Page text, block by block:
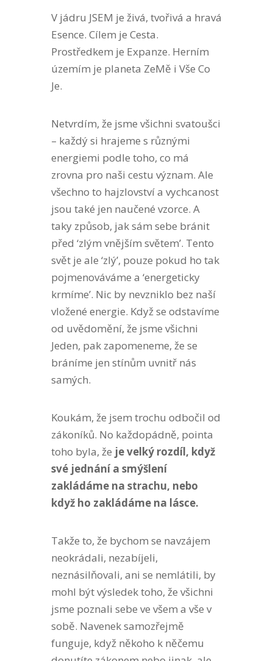
V jádru JSEM je živá, tvořivá a hravá
Esence. Cílem je Cesta.
Prostředkem je Expanze. Herním
územím je planeta ZeMě i Vše Co
Je.
Netvrdím, že jsme všichni svatoušci
– každý si hrajeme s různými
energiemi podle toho, co má
zrovna pro naši cestu význam. Ale
všechno to hajzlovství a vychcanost
jsou také jen naučené vzorce. A
taky způsob, jak sám sebe bránit
před ‘zlým vnějším světem’. Tento
svět je ale ‘zlý’, pouze pokud ho tak
pojmenováváme a ‘energeticky
krmíme’. Nic by nevzniklo bez naší
vložené energie. Když se odstavíme
od uvědomění, že jsme všichni
Jeden, pak zapomeneme, že se
bráníme jen stínům uvnitř nás
samých.
Koukám, že jsem trochu odbočil od
zákoníků. No každopádně, pointa
toho byla, že je velký rozdíl, když
své jednání a smýšlení
zakládáme na strachu, nebo
když ho zakládáme na lásce.
Takže to, že bychom se navzájem
neokrádali, nezabíjeli,
neznásilňovali, ani se nemlátili, by
mohl být výsledek toho, že všichni
jsme poznali sebe ve všem a vše v
sobě. Navenek samozřejmě
funguje, když někoho k něčemu